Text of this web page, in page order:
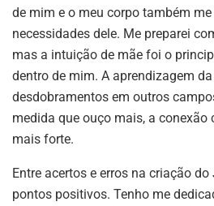
de mim e o meu corpo também
necessidades dele. Me preparei
mas a intuição de mãe foi o
dentro de mim. A aprendizagem
desdobramentos em outros
medida que ouço mais, a conexão
mais forte.
Entre acertos e erros na criação
pontos positivos. Tenho me